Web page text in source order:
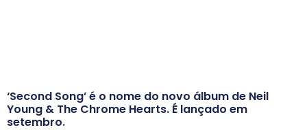
‘Second Song’ é o nome do novo álbum de Neil
Young & The Chrome Hearts. É lançado em
setembro.